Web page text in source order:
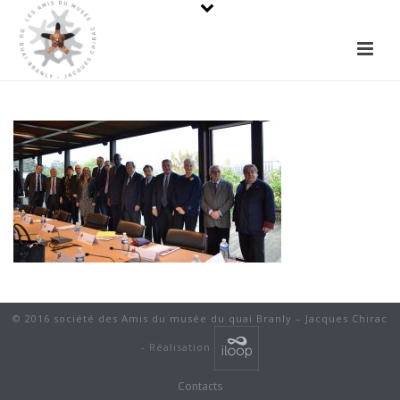
© 2016 société des Amis du musée du quai Branly – Jacques Chirac
- Réalisation
Contacts